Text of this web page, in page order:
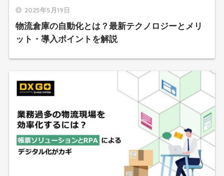
2025年5月19日
物流倉庫の自動化とは？最新テクノロジーとメリ
ット・導入ポイントを解説